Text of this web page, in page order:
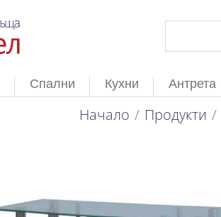
Спални Кухни Антрета
Начало Продукти